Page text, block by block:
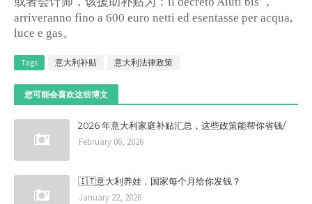
arriveranno fino a 600 euro netti ed esentasse per acqua,
luce e gas。
Tags 意大利补贴 意大利法律政策
您可能会喜欢这些博文
2026 年意大利家庭补贴汇总，这些政策能帮你省钱/
February 06, 2026
🇮🇹意大利养娃，国家每个月给你发钱？
January 22, 2026